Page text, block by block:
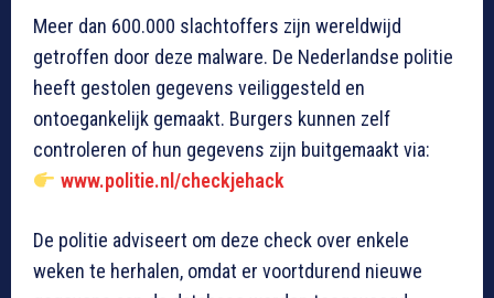
Meer dan 600.000 slachtoffers zijn wereldwijd
getroffen door deze malware. De Nederlandse politie
heeft gestolen gegevens veiliggesteld en
ontoegankelijk gemaakt. Burgers kunnen zelf
controleren of hun gegevens zijn buitgemaakt via:
www.politie.nl/checkjehack
De politie adviseert om deze check over enkele
weken te herhalen, omdat er voortdurend nieuwe